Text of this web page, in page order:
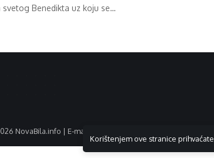
Korištenjem ove stranice prihvaćate
svetog Benedikta uz koju se…
NovaBila.info | E-mail: